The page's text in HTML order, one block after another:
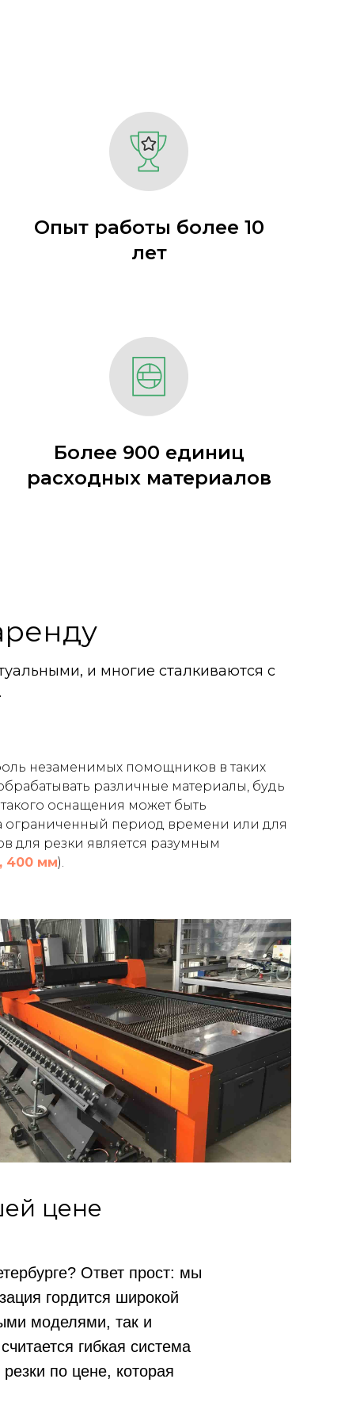
Опыт работы более 10
лет
Более 900 единиц
расходных материалов
и многие сталкиваются с
незаменимых помощников в таких
различные материалы, будь
оснащения может быть
ограниченный период времени или для
для резки является разумным
400 мм).
цене
Ответ прост: мы
гордится широкой
моделями, так и
гибкая система
по цене, которая